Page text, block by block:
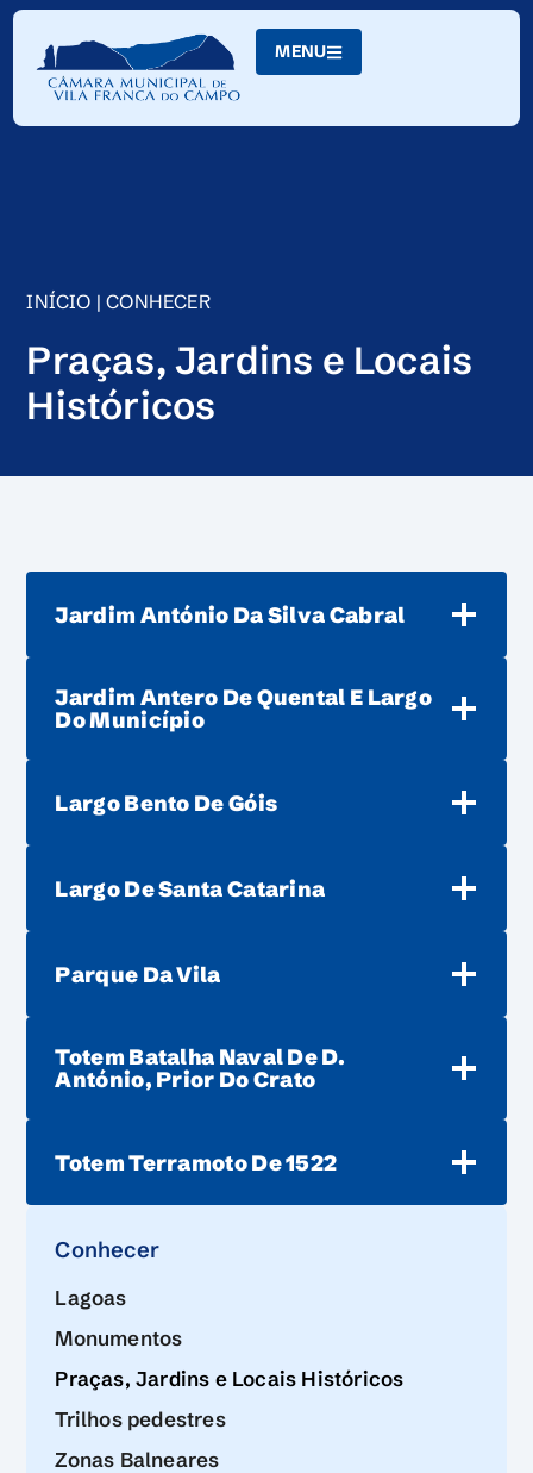
Skip
Content
MENU
INÍCIO |CONHECER
Praças, Jardins e Locais
Históricos
Conhecer
Lagoas
Monumentos
Praças, Jardins e Locais Históricos
Trilhos pedestres
Zonas Balneares
Jardim António Da Silva Cabral
Jardim Antero De Quental E Largo
Do Município
Largo Bento De Góis
Largo De Santa Catarina
Parque Da Vila
Totem Batalha Naval De D.
António, Prior Do Crato
Totem Terramoto De 1522